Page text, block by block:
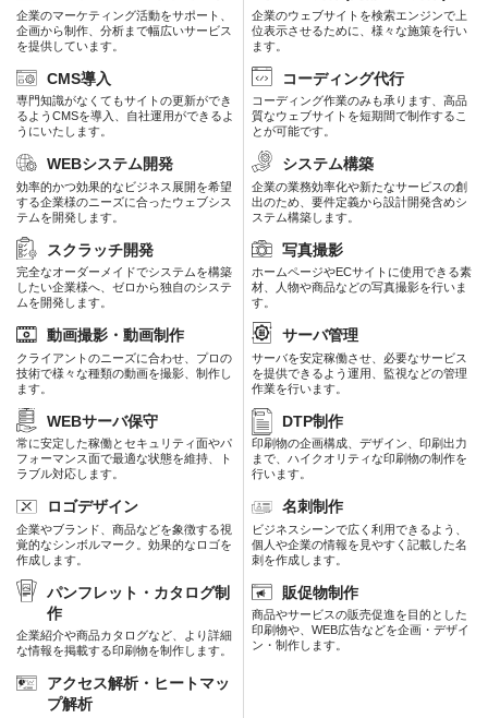
企業のマーケティング活動をサポート、
企画から制作、分析まで幅広いサービス
を提供しています。
企業のウェブサイトを検索エンジンで上
位表示させるために、様々な施策を行い
ます。
CMS導入
専門知識がなくてもサイトの更新ができ
るようCMSを導入、自社運用ができるよ
うにいたします。
コーディング代行
コーディング作業のみも承ります、高品
質なウェブサイトを短期間で制作するこ
とが可能です。
WEBシステム開発
効率的かつ効果的なビジネス展開を希望
する企業様のニーズに合ったウェブシス
テムを開発します。
システム構築
企業の業務効率化や新たなサービスの創
出のため、要件定義から設計開発含めシ
ステム構築します。
スクラッチ開発
完全なオーダーメイドでシステムを構築
したい企業様へ、ゼロから独自のシステ
ムを開発します。
写真撮影
ホームページやECサイトに使用できる素
材、人物や商品などの写真撮影を行いま
す。
動画撮影・動画制作
クライアントのニーズに合わせ、プロの
技術で様々な種類の動画を撮影、制作し
ます。
サーバ管理
サーバを安定稼働させ、必要なサービス
を提供できるよう運用、監視などの管理
作業を行います。
WEBサーバ保守
常に安定した稼働とセキュリティ面やパ
フォーマンス面で最適な状態を維持、ト
ラブル対応します。
DTP制作
印刷物の企画構成、デザイン、印刷出力
まで、ハイクオリティな印刷物の制作を
行います。
ロゴデザイン
企業やブランド、商品などを象徴する視
覚的なシンボルマーク。効果的なロゴを
作成します。
名刺制作
ビジネスシーンで広く利用できるよう、
個人や企業の情報を見やすく記載した名
刺を作成します。
パンフレット・カタログ制
作
企業紹介や商品カタログなど、より詳細
な情報を掲載する印刷物を制作します。
販促物制作
商品やサービスの販売促進を目的とした
印刷物や、WEB広告などを企画・デザイ
ン・制作します。
アクセス解析・ヒートマッ
プ解析